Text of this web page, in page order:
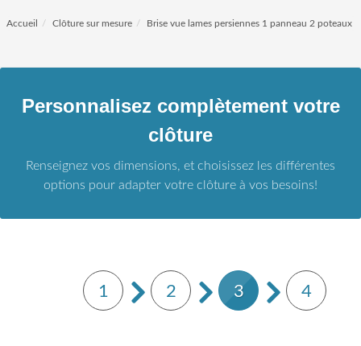
Accueil Clôture sur mesure Brise vue lames persiennes 1 panneau 2 poteaux
Personnalisez complètement votre
clôture
Renseignez vos dimensions, et choisissez les différentes
options pour adapter votre clôture à vos besoins!
1 2 3 4